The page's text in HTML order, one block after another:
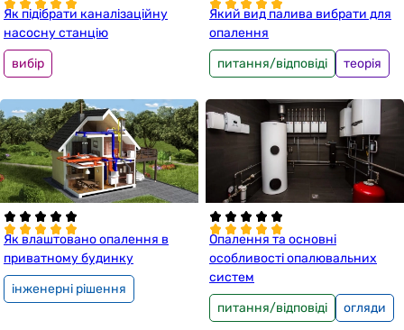
Як підібрати каналізаційну
насосну станцію
вибір
Який вид палива вибрати для
опалення
питання/відповіді
теорія
Як влаштовано опалення в
приватному будинку
інженерні рішення
Опалення та основні
особливості опалювальних
систем
питання/відповіді
огляди